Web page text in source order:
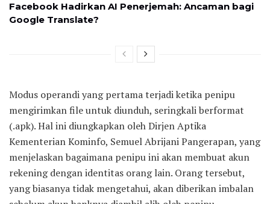
Facebook Hadirkan AI Penerjemah: Ancaman bagi
Google Translate?
Modus operandi yang pertama terjadi ketika penipu
mengirimkan file untuk diunduh, seringkali berformat
(.apk). Hal ini diungkapkan oleh Dirjen Aptika
Kementerian Kominfo, Semuel Abrijani Pangerapan, yang
menjelaskan bagaimana penipu ini akan membuat akun
rekening dengan identitas orang lain. Orang tersebut,
yang biasanya tidak mengetahui, akan diberikan imbalan